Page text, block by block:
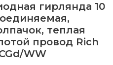
гирлянда 10
теплая
провод Rich
WW